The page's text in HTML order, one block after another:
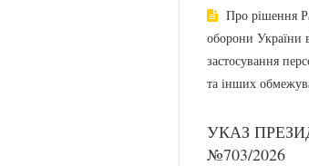
Про рішення
оборони України
застосування
та інших
УКАЗ
№703/2026